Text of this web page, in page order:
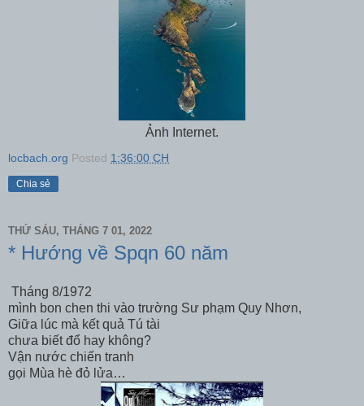
Ảnh Internet.
locbach.org Posted 1:36:00 CH
Chia sẻ
THỨ SÁU, THÁNG 7 01, 2022
* Hướng về Spqn 60 năm
Tháng 8/1972
mình bon chen thi vào trường Sư phạm Quy Nhơn,
Giữa lúc mà kết quả Tú tài
chưa biết đổ hay không?
Vận nước chiến tranh
gọi Mùa hè đỏ lửa…